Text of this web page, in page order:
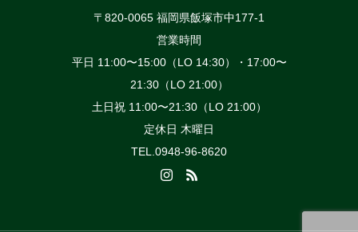
〒820-0065 福岡県飯塚市中177-1
営業時間
平日 11:00〜15:00（LO 14:30）・17:00〜
21:30（LO 21:00）
土日祝 11:00〜21:30（LO 21:00）
定休日 木曜日
TEL.0948-96-8620